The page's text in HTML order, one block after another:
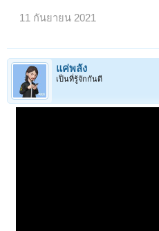
11 กันยายน 2021
แค่พลัง
เป็นที่รู้จักกันดี